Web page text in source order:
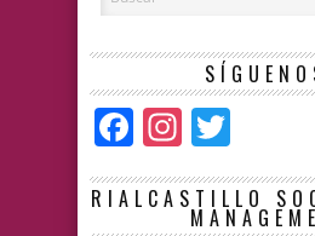
Facebook
RIALCASTILLO